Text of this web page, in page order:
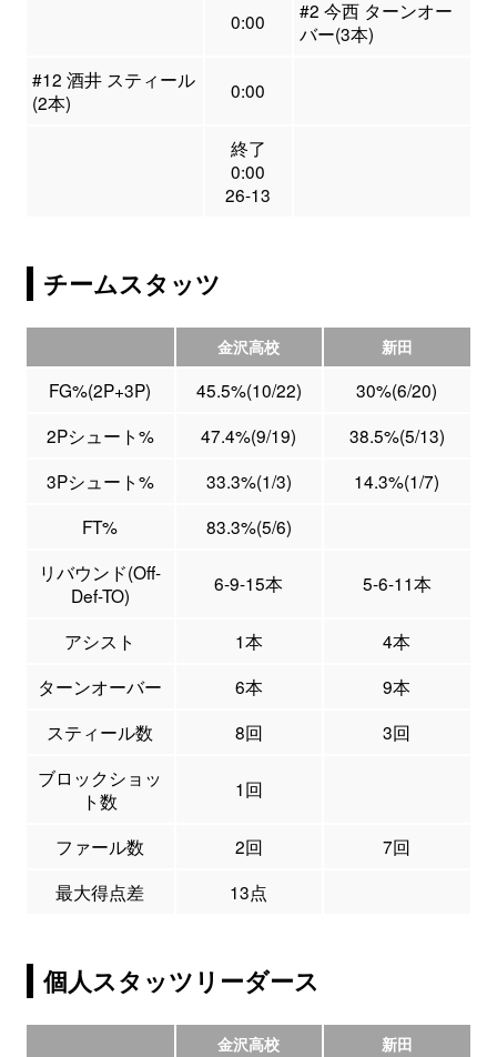
0:00
#2 今西 ターンオー
バー(3本)
#12 酒井 スティール
(2本)
0:00
終了
0:00
26-13
チームスタッツ
金沢高校 新田
FG%(2P+3P) 45.5%(10/22)
30%(6/20)
2Pシュート%
47.4%(9/19)
38.5%(5/13)
3Pシュート%
33.3%(1/3)
14.3%(1/7)
FT%
83.3%(5/6)
リバウンド(Off-
Def-TO)
6-9-15本 5-6-11本
アシスト 1本
4本
ターンオーバー
6本
9本
スティール数
8回
3回
ブロックショッ
ト数
1回
ファール数 2回
7回
最大得点差
13点
個人スタッツリーダース
金沢高校 新田